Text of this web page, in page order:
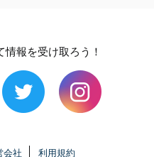
報を受け取ろう！
会社 利用規約